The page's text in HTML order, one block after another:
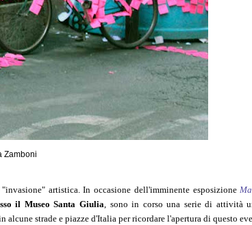
Zamboni
artistica. In occasione dell'imminente esposizione
il Museo Santa Giulia, sono in corso una serie di attività
strade e piazze d'Italia per ricordare l'apertura di questo